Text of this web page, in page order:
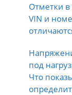
Отметки в
VIN и
под
Что